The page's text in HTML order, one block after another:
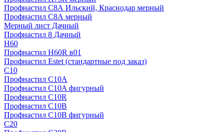
Профнастил С8А Ильский, Краснодар мерный
Профнастил С8А мерный
Мерный лист Дачный
Профнастил 8 Дачный
Н60
Профнастил H60R в01
Профнастил Estet (стандартные под заказ)
C10
Профнастил С10A
Профнастил С10A фигурный
Профнастил С10R
Профнастил С10В
Профнастил С10В фигурный
C20